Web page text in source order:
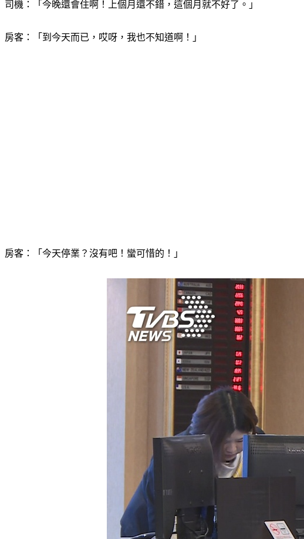
司機：「今晚還會住啊！上個月還不錯，這個月就不好了。」
房客：「到今天而已，哎呀，我也不知道啊！」
房客：「今天停業？沒有吧！蠻可惜的！」